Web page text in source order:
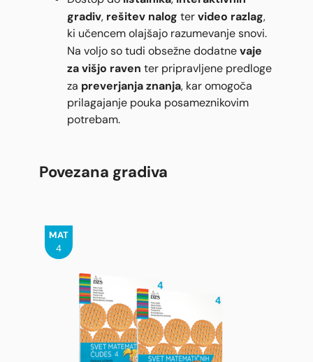
gradiv, rešitev nalog ter video razlag,
ki učencem olajšajo razumevanje snovi.
Na voljo so tudi obsežne dodatne vaje
za višjo raven ter pripravljene predloge
za preverjanja znanja, kar omogoča
prilagajanje pouka posameznikovim
potrebam.
Povezana gradiva
MAT
4